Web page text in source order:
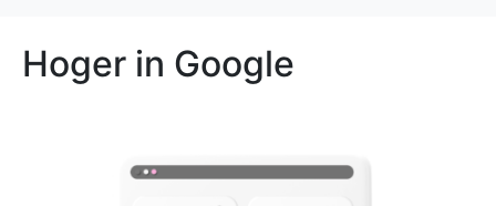
Hoger in Google